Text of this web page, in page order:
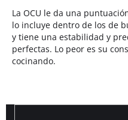
La OCU le da una
lo incluye dentro de los de
y tiene una estabilidad y
perfectas. Lo peor es su
cocinando.